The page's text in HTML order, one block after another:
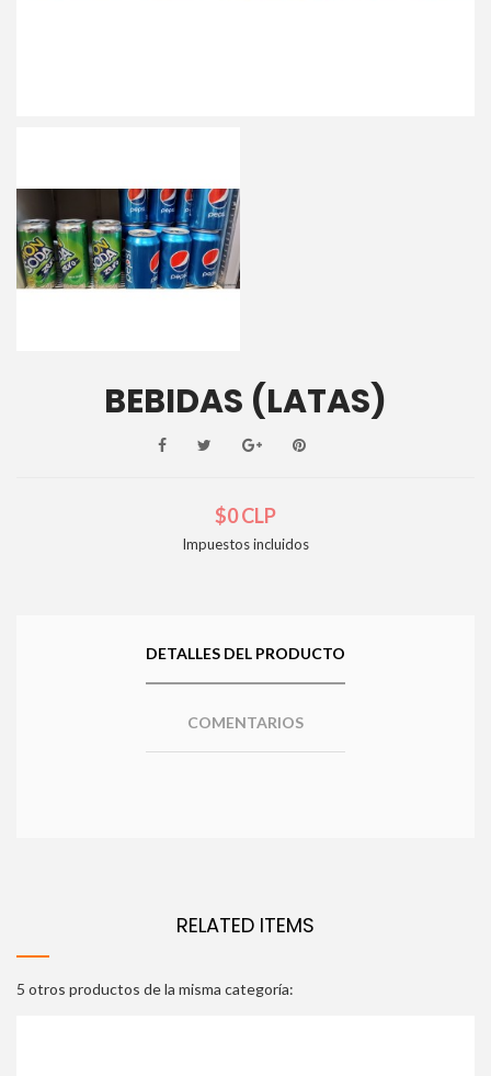
BEBIDAS (LATAS)
$0 CLP
Impuestos incluidos
DETALLES DEL PRODUCTO
COMENTARIOS
RELATED ITEMS
5 otros productos de la misma categoría: